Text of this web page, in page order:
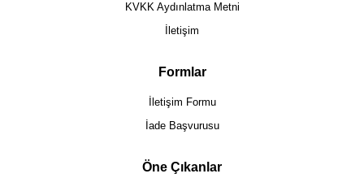
KVKK Aydınlatma Metni
İletişim
Formlar
İletişim Formu
İade Başvurusu
Öne Çıkanlar